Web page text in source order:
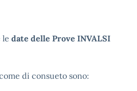
le date delle Prove INVALSI
di consueto sono: